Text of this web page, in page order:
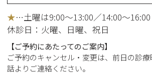
★…土曜は9:00～13:00／14:00～16:00
休診日：火曜、日曜、祝日
【ご予約にあたってのご案内】
ご予約のキャンセル・変更は、前日の診
話よりご連絡ください。